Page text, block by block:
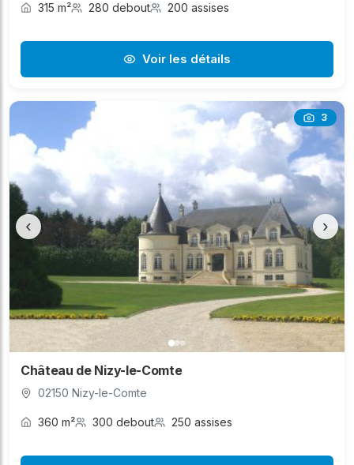
315 m² 280 debout 200 assises
Voir les détails
3
‹ ›
Château de Nizy-le-Comte
02150 Nizy-le-Comte
360 m² 300 debout 250 assises